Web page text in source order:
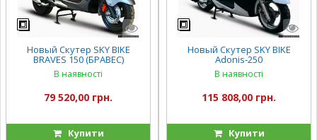
Новый Скутер SKY BIKE
BRAVES 150 (БРАВЕС)
В наявності
79 520,00 грн.
Купити
Новый Скутер SKY BIKE
Adonis-250
В наявності
115 808,00 грн.
Купити